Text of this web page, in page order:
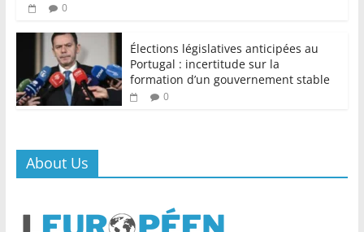
0
Élections législatives anticipées au
Portugal : incertitude sur la
formation d’un gouvernement stable
0
About Us